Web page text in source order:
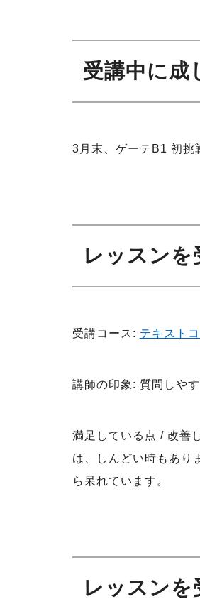
受講中に成
3月末、ゲーテB1 初挑
レッスンを
受講コース: テキスト
講師の印象: 質問しや
満足している点 / 改善
は、しんどい時もあり
ら呆れています。
レッスンを